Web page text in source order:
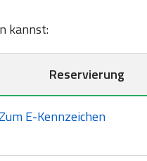
kannst:
Reservierung
E-Kennzeichen